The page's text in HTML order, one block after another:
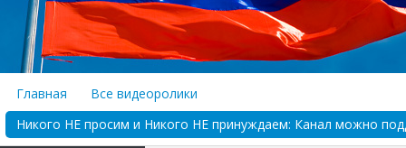
Главная
Все видеоролики
Никого НЕ просим и Никого НЕ принуждаем: Канал можно